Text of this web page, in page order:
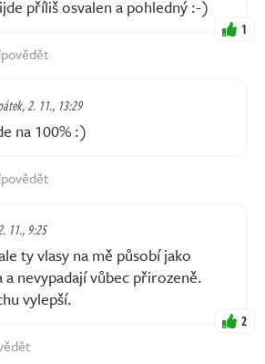
příliš osvalen a pohledný :-)
1
2. 11., 13:29
na 100% :)
11., 9:25
ty vlasy na mě působí jako
a nevypadají vůbec přirozeně.
vylepší.
2